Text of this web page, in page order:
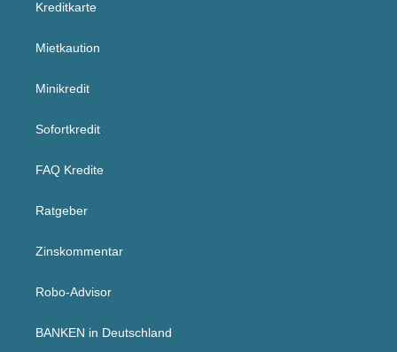
Kreditkarte
Mietkaution
Minikredit
Sofortkredit
FAQ Kredite
Ratgeber
Zinskommentar
Robo-Advisor
BANKEN in Deutschland